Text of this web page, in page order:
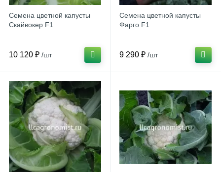
Семена цветной капусты
Скайвокер F1
10 120 ₽ /шт
Семена цветной капусты
Фарго F1
9 290 ₽ /шт